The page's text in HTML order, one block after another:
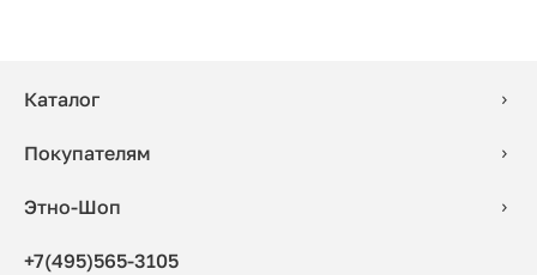
Каталог
Покупателям
Этно-Шоп
+7(495)565-3105